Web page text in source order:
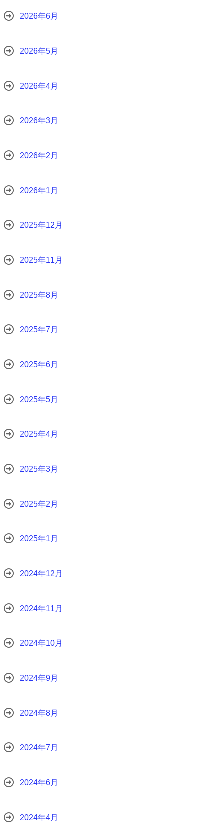
2026年6月
2026年5月
2026年4月
2026年3月
2026年2月
2026年1月
2025年12月
2025年11月
2025年8月
2025年7月
2025年6月
2025年5月
2025年4月
2025年3月
2025年2月
2025年1月
2024年12月
2024年11月
2024年10月
2024年9月
2024年8月
2024年7月
2024年6月
2024年4月